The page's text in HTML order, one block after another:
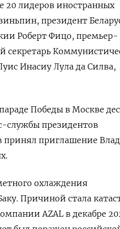
20 лидеров иностранных
президент
Роберт Фицо, премьер-
Инасиу Лула да Силва,
Победы в Москве
службы президентов
принял приглашение
охлаждения
Причиной стала
AZAL в декабре